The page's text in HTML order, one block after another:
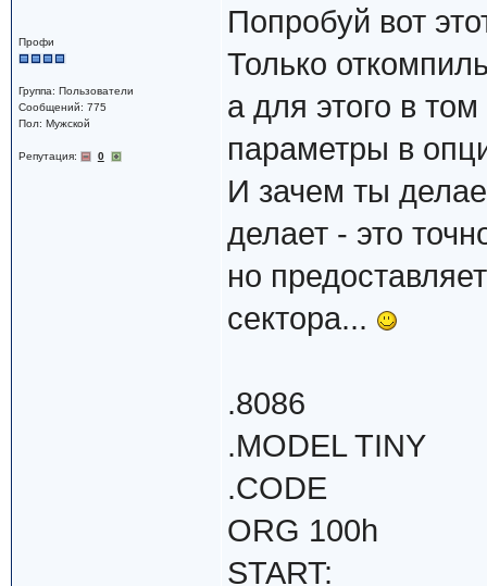
Профи
Группа: Пользователи
Сообщений: 775
Пол: Мужской
Репутация: 0
Попробуй вот
Только
а для этого в
параметры в
И зачем ты
делает - это
но
сектора...
.8086
.MODEL TINY
.CODE
ORG 100h
START: